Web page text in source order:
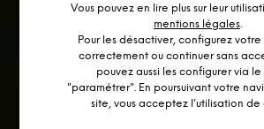
Vous pouvez en lire plus sur leur
mentions légales.
Pour les désactiver, configurez
correctement ou continuer sans
pouvez aussi les configurer via
"paramétrer". En poursuivant votre
site, vous acceptez l’utilisation de